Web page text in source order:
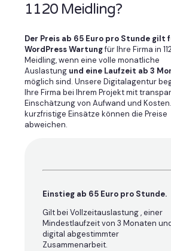
1120 Meidling?
Der Preis ab 65 Euro pro Stunde gilt
WordPress Wartungfür Ihre Firma in
Meidling, wenn eine volle monatliche
Auslastung und eine Laufzeit ab 3
möglich sind. Unsere Digitalagentur
Ihre Firma bei Ihrem Projekt mit
Einschätzung von Aufwand und
kurzfristige Einsätze können die Preise
abweichen.
Einstieg ab 65 Euro pro Stunde.
Gilt bei Vollzeitauslastung , einer
Mindestlaufzeit von 3 Monaten
digital abgestimmter
Zusammenarbeit.